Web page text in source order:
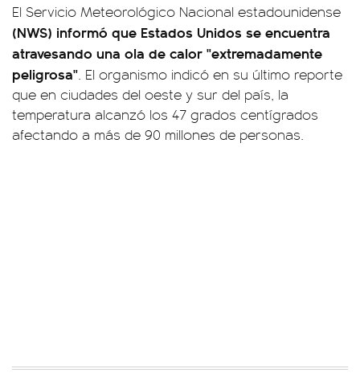
El Servicio Meteorológico Nacional estadounidense
(NWS) informó que Estados Unidos se encuentra
atravesando una ola de calor "extremadamente
peligrosa". El organismo indicó en su último reporte
que en ciudades del oeste y sur del país, la
temperatura alcanzó los 47 grados centígrados
afectando a más de 90 millones de personas.